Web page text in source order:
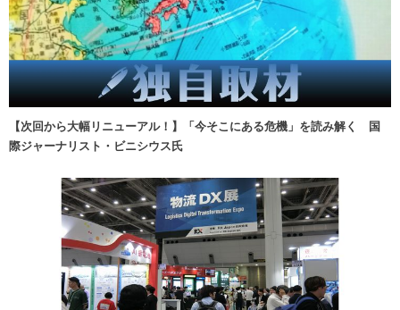
【次回から大幅リニューアル！】「今そこにある危機」を読み解く 国
際ジャーナリスト・ビニシウス氏